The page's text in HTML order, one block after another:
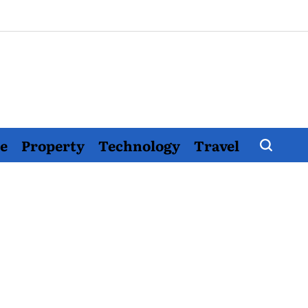
Property Technology Travel